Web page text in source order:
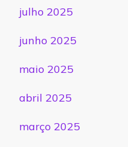
julho 2025
junho 2025
maio 2025
abril 2025
março 2025